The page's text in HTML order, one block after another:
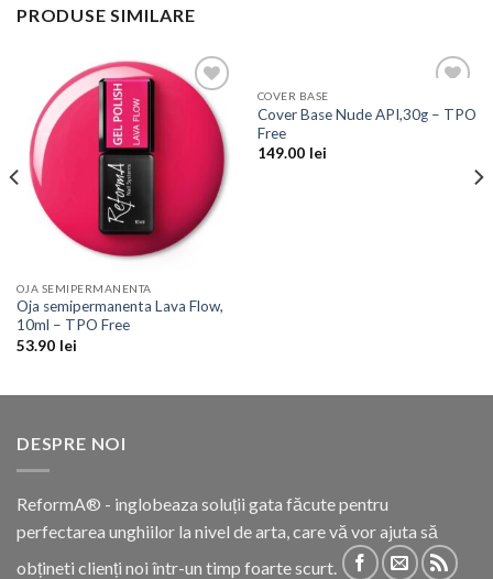
PRODUSE SIMILARE
Add to
Wishlist
OJA SEMIPERMANENTA
Oja semipermanenta Lava Flow,
10ml – TPO Free
53.90 lei
Wishlist
COVER BASE
Cover Base Nude API,30g – TPO
Free
149.00 lei
DESPRE NOI
ReformA® - inglobeaza soluții gata făcute pentru
perfectarea unghiilor la nivel de arta, care vă vor ajuta să
obțineti clienți noi într-un timp foarte scurt.